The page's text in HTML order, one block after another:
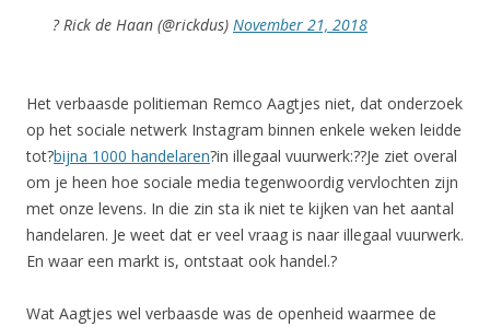
? Rick de Haan (@rickdus) November 21, 2018
Het verbaasde politieman Remco Aagtjes niet, dat onderzoek
op het sociale netwerk Instagram binnen enkele weken leidde
tot?bijna 1000 handelaren?in illegaal vuurwerk:??Je ziet overal
om je heen hoe sociale media tegenwoordig vervlochten zijn
met onze levens. In die zin sta ik niet te kijken van het aantal
handelaren. Je weet dat er veel vraag is naar illegaal vuurwerk.
En waar een markt is, ontstaat ook handel.?
Wat Aagtjes wel verbaasde was de openheid waarmee de